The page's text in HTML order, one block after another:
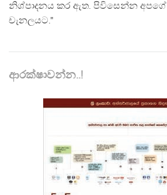
නිශ්පාදනය කර ඇත. පිවිසෙන්න අපගේ
චැනලයට."
ආරක්ෂාවන්න..!